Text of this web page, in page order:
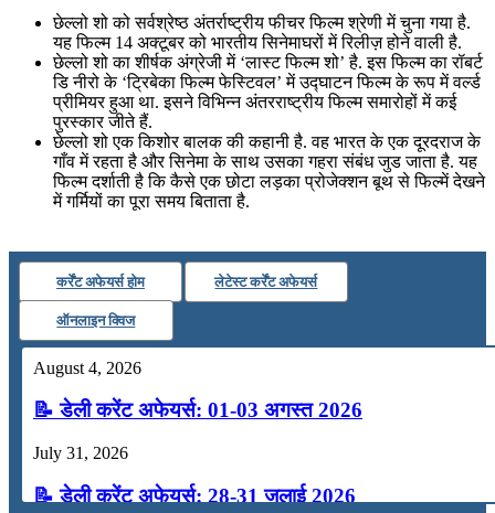
July 16, 2026
📝 डेली करेंट अफेयर्स: 13-15 जुलाई 2026
छेल्लो शो को सर्वश्रेष्ठ अंतर्राष्ट्रीय फीचर फिल्म श्रेणी में चुना गया है.
यह फिल्म 14 अक्टूबर को भारतीय सिनेमाघरों में रिलीज़ होने वाली है.
छेल्‍लो शो का शीर्षक अंग्रेजी में ‘लास्‍ट फिल्म शो’ है. इस फिल्‍म का रॉबर्ट
डि‍ नीरो के ‘ट्रिबेका फिल्म फेस्टिवल’ में उद्घाटन फिल्म के रूप में वर्ल्‍ड
प्रीमियर हुआ था. इसने विभिन्न अंतरराष्ट्रीय फिल्म समारोहों में कई
पुरस्कार जीते हैं.
छेल्‍लो शो एक किशोर बालक की कहानी है. वह भारत के एक दूरदराज के
गाँव में रहता है और सिनेमा के साथ उसका गहरा संबंध जुड जाता है. यह
फिल्म दर्शाती है कि कैसे एक छोटा लड़का प्रोजेक्शन बूथ से फिल्‍में देखने
में गर्मियों का पूरा समय बिताता है.
कर्रेंट अफेयर्स होम लेटेस्ट कर्रेंट अफेयर्स
ऑनलाइन क्विज
August 4, 2026
📝 डेली करेंट अफेयर्स: 01-03 अगस्त 2026
July 31, 2026
📝 डेली करेंट अफेयर्स: 28-31 जुलाई 2026